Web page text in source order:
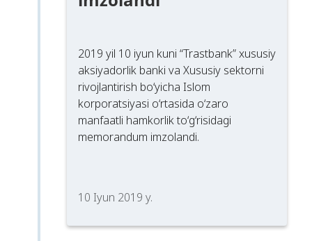
2019 yil 10 iyun kuni “Trastbank” xususiy
aksiyadorlik banki va Xususiy sektorni
rivojlantirish bo‘yicha Islom
korporatsiyasi o‘rtasida o‘zaro
manfaatli hamkorlik to‘g‘risidagi
memorandum imzolandi.
10 Iyun 2019 y.